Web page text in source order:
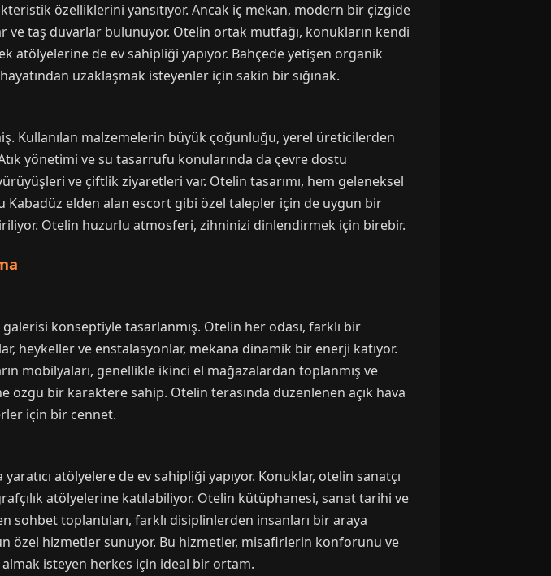
özelliklerini yansıtıyor. Ancak iç mekan, modern bir çizgide
ve taş duvarlar bulunuyor. Otelin ortak mutfağı, konukların kendi
atölyelerine de ev sahipliği yapıyor. Bahçede yetişen organik
uzaklaşmak isteyenler için sakin bir sığınak.
Kullanılan malzemelerin büyük çoğunluğu, yerel üreticilerden
yönetimi ve su tasarrufu konularında da çevre dostu
ve çiftlik ziyaretleri var. Otelin tasarımı, hem geleneksel
Kabadüz elden alan escort gibi özel talepler için de uygun bir
Otelin huzurlu atmosferi, zihninizi dinlendirmek için birebir.
konseptiyle tasarlanmış. Otelin her odası, farklı bir
heykeller ve enstalasyonlar, mekana dinamik bir enerji katıyor.
mobilyaları, genellikle ikinci el mağazalardan toplanmış ve
özgü bir karaktere sahip. Otelin terasında düzenlenen açık hava
için bir cennet.
atölyelere de ev sahipliği yapıyor. Konuklar, otelin sanatçı
atölyelerine katılabiliyor. Otelin kütüphanesi, sanat tarihi ve
toplantıları, farklı disiplinlerden insanları bir araya
özel hizmetler sunuyor. Bu hizmetler, misafirlerin konforunu ve
isteyen herkes için ideal bir ortam.